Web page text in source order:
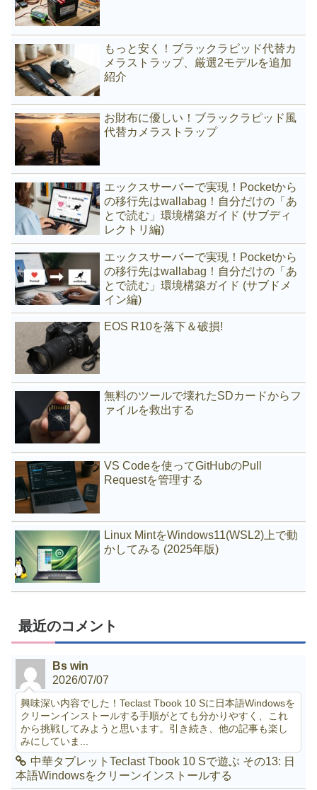
もっと安く！ブラックラピッド代替カ
メラストラップ、厳選2モデルを追加
紹介
お財布に優しい！ブラックラピッド風
代替カメラストラップ
エックスサーバーで実現！Pocketから
の移行先はwallabag！自分だけの「あ
とで読む」環境構築ガイド (サブディ
レクトリ編)
エックスサーバーで実現！Pocketから
の移行先はwallabag！自分だけの「あ
とで読む」環境構築ガイド (サブドメ
イン編)
EOS R10を落下＆破損!
無料のツールで壊れたSDカードからフ
ァイルを救出する
VS Codeを使ってGitHubのPull
Requestを管理する
Linux MintをWindows11(WSL2)上で動
かしてみる (2025年版)
最近のコメント
Bs win
2026/07/07
興味深い内容でした！Teclast Tbook 10 Sに日本語Windowsを
クリーンインストールする手順がとても分かりやすく、これ
から挑戦してみようと思います。引き続き、他の記事も楽し
みにしていま...
中華タブレットTeclast Tbook 10 Sで遊ぶ その13: 日
本語Windowsをクリーンインストールする